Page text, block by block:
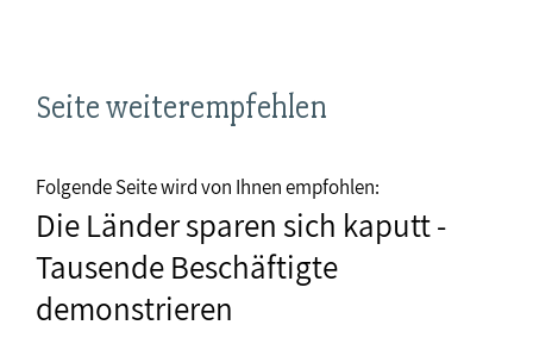
Seite weiterempfehlen
Folgende Seite wird von Ihnen empfohlen:
Die Länder sparen sich kaputt -
Tausende Beschäftigte
demonstrieren